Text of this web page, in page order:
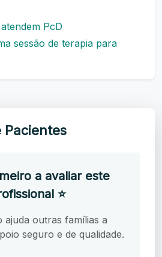
PcD
sessão de terapia para
Pacientes
a avaliar este
⭐
ajuda outras famílias a
seguro e de qualidade.